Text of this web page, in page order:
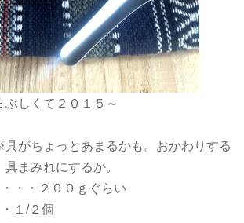
ぶしくて２０１５～
がちょっとあまるかも。おかわりする
まみれにするか。
・・２００ｇぐらい
１/２個